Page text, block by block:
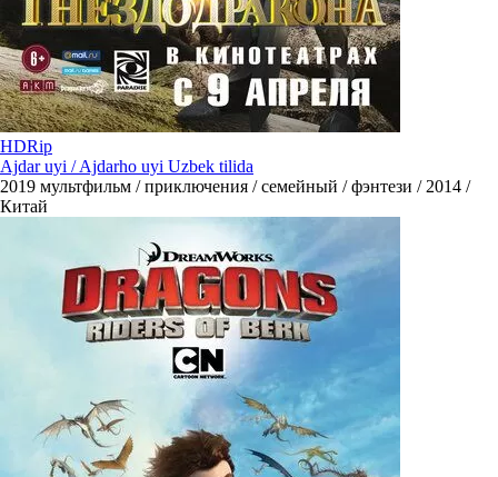
HDRip
Ajdar uyi / Ajdarho uyi Uzbek tilida
2019 мультфильм / приключения / семейный / фэнтези / 2014 /
Китай